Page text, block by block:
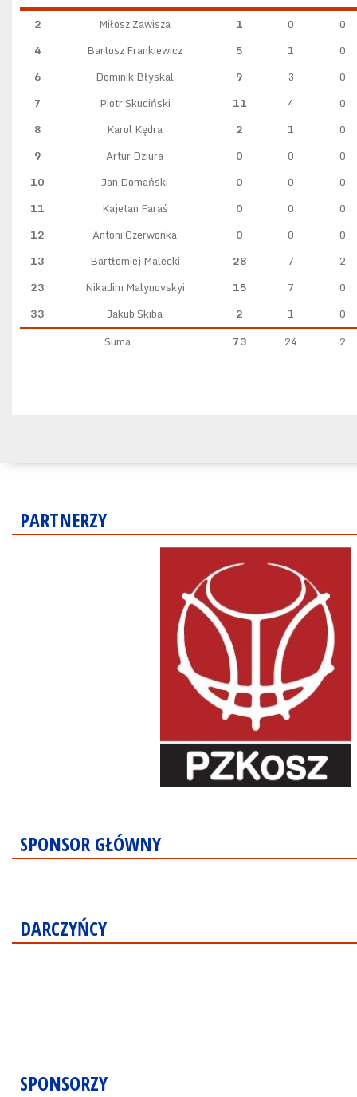
2 Miłosz Zawisza 1 0
0
4
Bartosz Frankiewicz 5 1
0
6
Dominik Błyskal 9 3
0
7
Piotr Skuciński 11 4
0
8
Karol Kędra 2 1
0
9
Artur Dziura 0 0
0
10
Jan Domański 0 0
0
11
Kajetan Faraś 0 0
0
12
Antoni Czerwonka 0 0
0
13
Bartłomiej Malecki 28 7
2
23
Nikadim Malynovskyi 15 7
0
33
Jakub Skiba 2 1
0
Suma
73 24 2
PARTNERZY
SPONSOR GŁÓWNY
DARCZYŃCY
SPONSORZY